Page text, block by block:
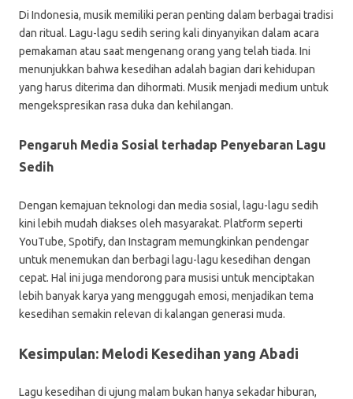
Di Indonesia, musik memiliki peran penting dalam berbagai tradisi
dan ritual. Lagu-lagu sedih sering kali dinyanyikan dalam acara
pemakaman atau saat mengenang orang yang telah tiada. Ini
menunjukkan bahwa kesedihan adalah bagian dari kehidupan
yang harus diterima dan dihormati. Musik menjadi medium untuk
mengekspresikan rasa duka dan kehilangan.
Pengaruh Media Sosial terhadap Penyebaran Lagu
Sedih
Dengan kemajuan teknologi dan media sosial, lagu-lagu sedih
kini lebih mudah diakses oleh masyarakat. Platform seperti
YouTube, Spotify, dan Instagram memungkinkan pendengar
untuk menemukan dan berbagi lagu-lagu kesedihan dengan
cepat. Hal ini juga mendorong para musisi untuk menciptakan
lebih banyak karya yang menggugah emosi, menjadikan tema
kesedihan semakin relevan di kalangan generasi muda.
Kesimpulan: Melodi Kesedihan yang Abadi
Lagu kesedihan di ujung malam bukan hanya sekadar hiburan,